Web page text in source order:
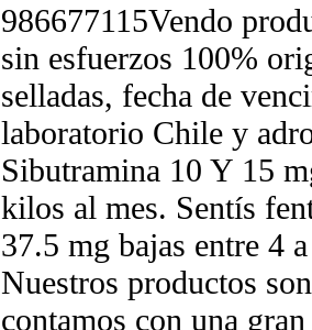
986677115Vendo
sin esfuerzos 100%
selladas, fecha de
laboratorio Chile y
Sibutramina 10 Y 15
kilos al mes. Sentís
37.5 mg bajas entre 4
Nuestros productos
contamos con una